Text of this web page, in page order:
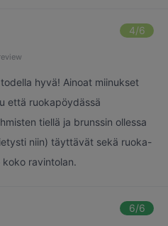
4/6
hyvä! Ainoat miinukset
että ruokapöydässä
tiellä ja brunssin ollessa
niin) täyttävät sekä ruoka-
ravintolan.
6/6